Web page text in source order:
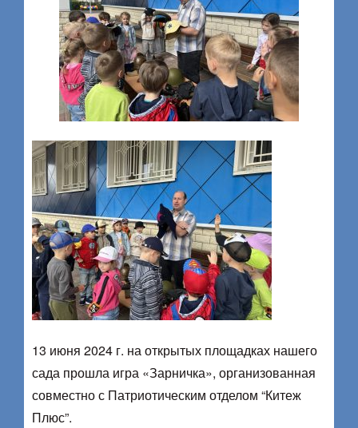
13 июня 2024 г. на открытых площадках нашего
сада прошла игра «Зарничка», организованная
совместно с Патриотическим отделом “Китеж
Плюс”.